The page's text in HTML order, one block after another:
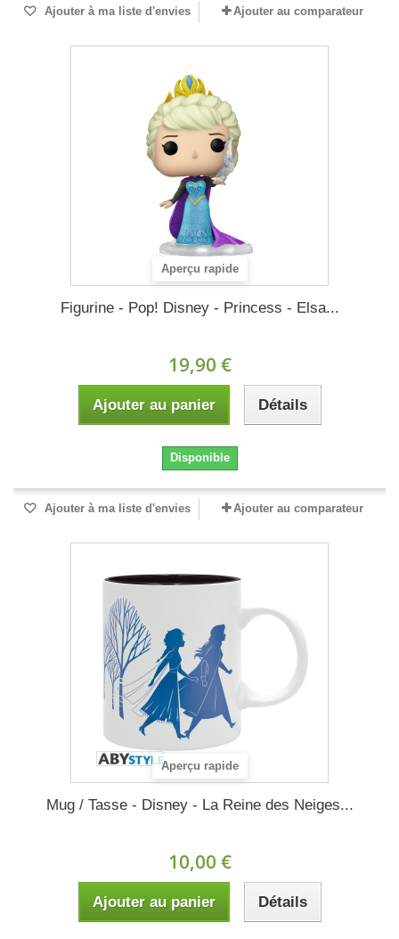
Ajouter à ma liste d'envies Ajouter au comparateur
Aperçu rapide
Figurine - Pop! Disney - Princess - Elsa...
19,90 €
Ajouter au panier Détails
Disponible
Ajouter à ma liste d'envies Ajouter au comparateur
Aperçu rapide
Mug / Tasse - Disney - La Reine des Neiges...
10,00 €
Ajouter au panier Détails